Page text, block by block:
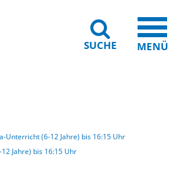
SUCHE MENÜ
Unterricht (6-12 Jahre) bis 16:15 Uhr
Jahre) bis 16:15 Uhr